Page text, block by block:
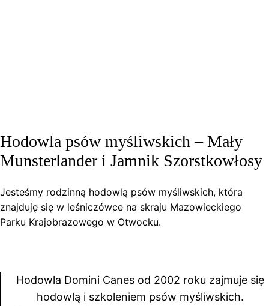
Hodowla psów myśliwskich – Mały
Munsterlander i Jamnik Szorstkowłosy
Jesteśmy rodzinną hodowlą psów myśliwskich, która
znajduję się w leśniczówce na skraju Mazowieckiego
Parku Krajobrazowego w Otwocku.
Hodowla Domini Canes od 2002 roku zajmuje się
hodowlą i szkoleniem psów myśliwskich.